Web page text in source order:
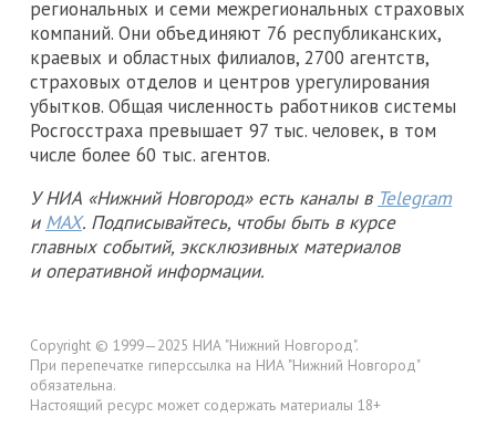
региональных и семи межрегиональных страховых
компаний. Они объединяют 76 республиканских,
краевых и областных филиалов, 2700 агентств,
страховых отделов и центров урегулирования
убытков. Общая численность работников системы
Росгосстраха превышает 97 тыс. человек, в том
числе более 60 тыс. агентов.
У НИА «Нижний Новгород» есть каналы в Telegram
и MAX. Подписывайтесь, чтобы быть в курсе
главных событий, эксклюзивных материалов
и оперативной информации.
Copyright © 1999—2025 НИА "Нижний Новгород".
При перепечатке гиперссылка на НИА "Нижний Новгород"
обязательна.
Настоящий ресурс может содержать материалы 18+